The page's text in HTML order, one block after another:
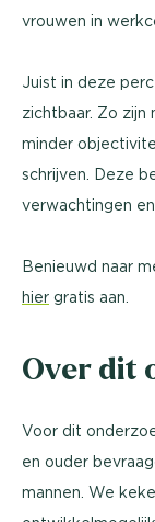
vrouwen in
Juist in deze
zichtbaar. Zo zijn
minder
schrijven. Deze
verwachtingen
Benieuwd naar
hier gratis aan.
Over dit
Voor dit
en ouder
mannen. We